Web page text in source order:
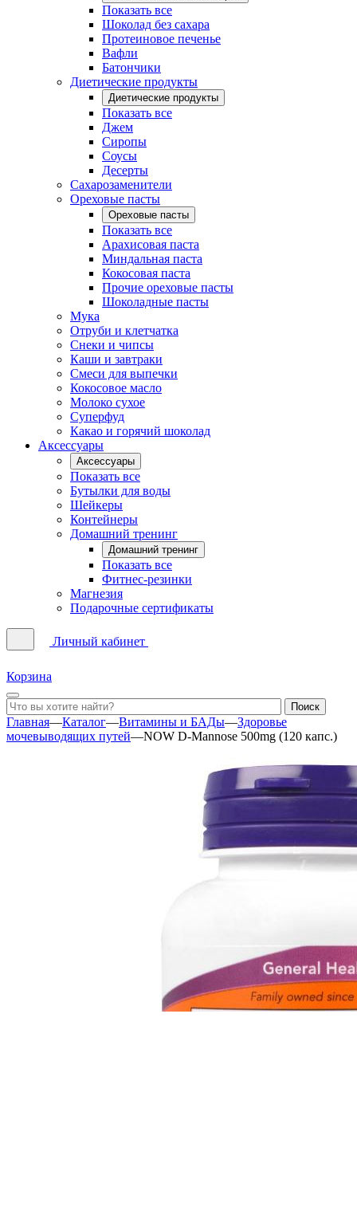
Показать все
Шоколад без сахара
Протеиновое печенье
Вафли
Батончики
Диетические продукты
Диетические продукты
Показать все
Джем
Сиропы
Соусы
Десерты
Сахарозаменители
Ореховые пасты
Ореховые пасты
Показать все
Арахисовая паста
Миндальная паста
Кокосовая паста
Прочие ореховые пасты
Шоколадные пасты
Мука
Отруби и клетчатка
Снеки и чипсы
Каши и завтраки
Смеси для выпечки
Кокосовое масло
Молоко сухое
Суперфуд
Какао и горячий шоколад
Аксессуары
Аксессуары
Показать все
Бутылки для воды
Шейкеры
Контейнеры
Домашний тренинг
Домашний тренинг
Показать все
Фитнес-резинки
Магнезия
Подарочные сертификаты
Личный кабинет
Корзина
Главная—Каталог—Витамины и БАДы—Здоровье
мочевыводящих путей—NOW D-Mannose 500mg (120 капс.)